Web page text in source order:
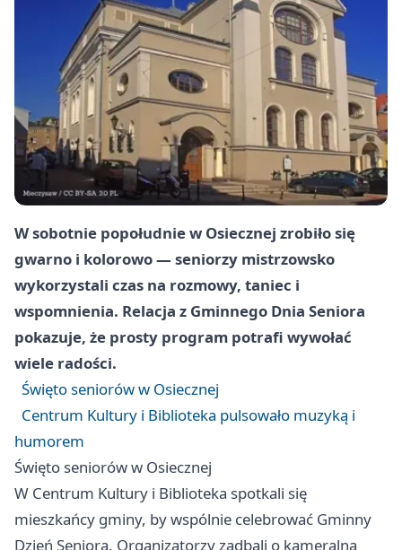
W sobotnie popołudnie w Osiecznej zrobiło się
gwarno i kolorowo — seniorzy mistrzowsko
wykorzystali czas na rozmowy, taniec i
wspomnienia. Relacja z Gminnego Dnia Seniora
pokazuje, że prosty program potrafi wywołać
wiele radości.
Święto seniorów w Osiecznej
Centrum Kultury i Biblioteka pulsowało muzyką i
humorem
Święto seniorów w Osiecznej
W Centrum Kultury i Biblioteka spotkali się
mieszkańcy gminy, by wspólnie celebrować Gminny
Dzień Seniora. Organizatorzy zadbali o kameralną